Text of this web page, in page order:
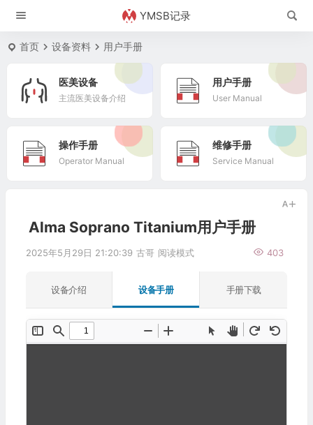
YMSB记录
首页 设备资料 用户手册
医美设备
主流医美设备介绍
用户手册
User Manual
操作手册
Operator Manual
维修手册
Service Manual
Alma Soprano Titanium用户手册
2025年5月29日 21:20:39 古哥 403
阅读模式
设备介绍 设备手册 手册下载